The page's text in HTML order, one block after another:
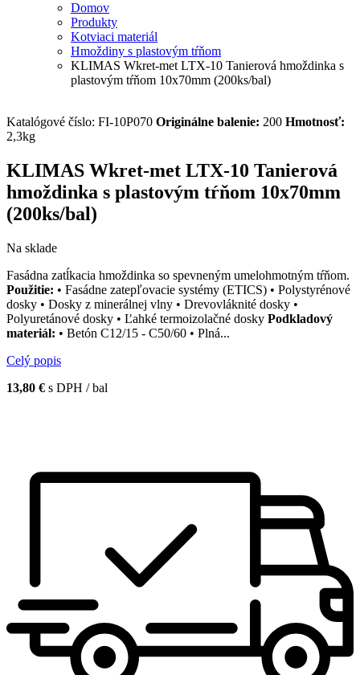
Domov
Produkty
Kotviaci materiál
Hmoždiny s plastovým tŕňom
KLIMAS Wkret-met LTX-10 Tanierová hmoždinka s
plastovým tŕňom 10x70mm (200ks/bal)
Katalógové číslo: FI-10P070 Originálne balenie: 200 Hmotnosť:
2,3kg
KLIMAS Wkret-met LTX-10 Tanierová
hmoždinka s plastovým tŕňom 10x70mm
(200ks/bal)
Na sklade
Fasádna zatĺkacia hmoždinka so spevneným umelohmotným tŕňom.
Použitie: • Fasádne zatepľovacie systémy (ETICS) • Polystyrénové
dosky • Dosky z minerálnej vlny • Drevovláknité dosky •
Polyuretánové dosky • Ľahké termoizolačné dosky Podkladový
materiál: • Betón C12/15 - C50/60 • Plná...
Celý popis
13,80 € s DPH / bal